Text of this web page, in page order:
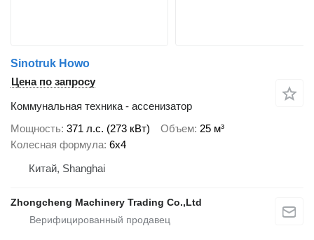
Sinotruk Howo
Цена по запросу
Коммунальная техника - ассенизатор
Мощность 371 л.с. (273 кВт) Объем 25 м³
Колесная формула 6x4
Китай, Shanghai
Zhongcheng Machinery Trading Co.,Ltd